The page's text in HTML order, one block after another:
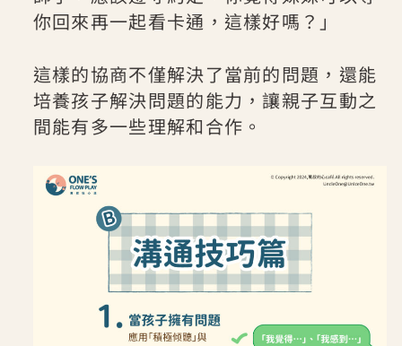
你回來再一起看卡通，這樣好嗎？」
這樣的協商不僅解決了當前的問題，還能
培養孩子解決問題的能力，讓親子互動之
間能有多一些理解和合作。